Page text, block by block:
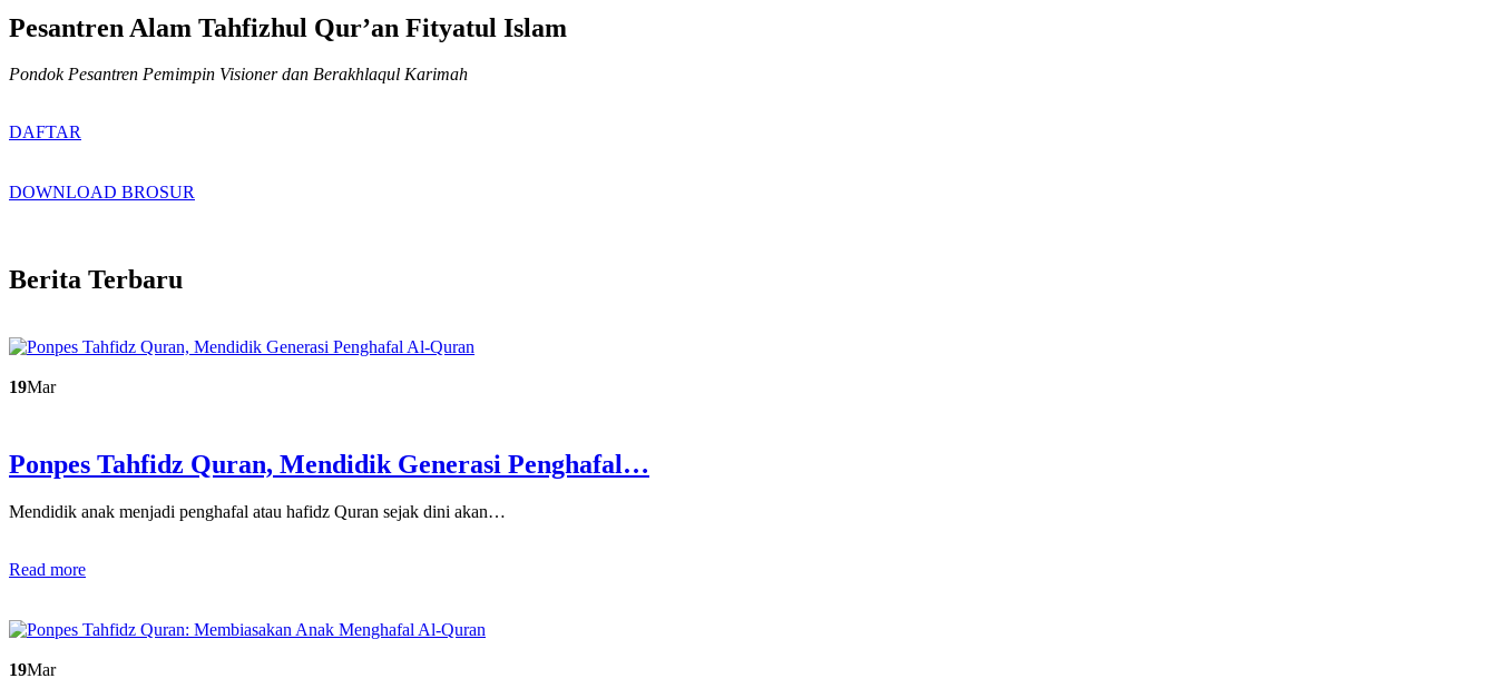
Pesantren Alam Tahfizhul Qur’an Fityatul Islam
Pondok Pesantren Pemimpin Visioner dan Berakhlaqul Karimah
DAFTAR
DOWNLOAD BROSUR
Berita Terbaru
19Mar
Ponpes Tahfidz Quran, Mendidik Generasi Penghafal…
Mendidik anak menjadi penghafal atau hafidz Quran sejak dini akan…
Read more
19Mar